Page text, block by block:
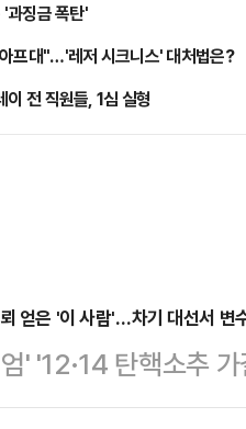
과징금 폭탄'
프대"…'레저 시크니스' 대처법은?
전 직원들, 1심 실형
얻은 '이 사람'…차기 대선서 변
' '12·14 탄핵소추
다. 현재로선 이재명